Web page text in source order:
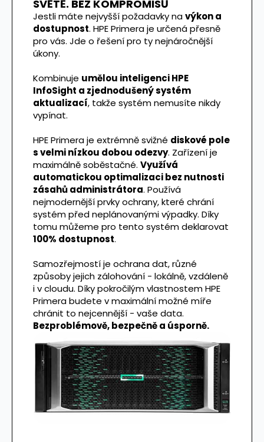
SVĚTĚ. BEZ KOMPROMISŮ
Jestli máte nejvyšší požadavky navýkon a
dostupnost. HPE Primera je určená přesně
pro vás. Jde o řešení pro ty nejnáročnější
úkony.
Kombinuje umělou inteligenci HPE
InfoSight a zjednodušený systém
aktualizací, takže systém nemusíte nikdy
vypínat.
HPE Primera je extrémně svižné diskové pole
s velmi nízkou dobou odezvy. Zařízení je
maximálně soběstačné. Využívá
automatickou optimalizaci bez nutnosti
zásahů administrátora. Používá
nejmodernější prvky ochrany, které chrání
systém před neplánovanými výpadky. Díky
tomu můžeme pro tento systém deklarovat
100% dostupnost.
Samozřejmostí je ochrana dat, různé
způsoby jejich zálohování - lokálně, vzdáleně
i v cloudu. Díky pokročilým vlastnostem HPE
Primera budete v maximální možné míře
chránit to nejcennější - vaše data.
Bezproblémově, bezpečně a úsporně.